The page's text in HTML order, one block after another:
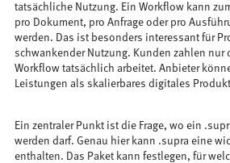
tatsächliche Nutzung. Ein Workflow kann
pro Dokument, pro Anfrage oder pro
werden. Das ist besonders interessant für
schwankender Nutzung. Kunden zahlen nur
Workflow tatsächlich arbeitet. Anbieter
Leistungen als skalierbares digitales
Ein zentraler Punkt ist die Frage, wo ein
werden darf. Genau hier kann .supra eine
enthalten. Das Paket kann festlegen, für